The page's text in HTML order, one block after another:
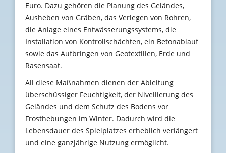
Euro. Dazu gehören die Planung des Geländes,
Ausheben von Gräben, das Verlegen von Rohren,
die Anlage eines Entwässerungssystems, die
Installation von Kontrollschächten, ein Betonablauf
sowie das Aufbringen von Geotextilien, Erde und
Rasensaat.
All diese Maßnahmen dienen der Ableitung
überschüssiger Feuchtigkeit, der Nivellierung des
Geländes und dem Schutz des Bodens vor
Frosthebungen im Winter. Dadurch wird die
Lebensdauer des Spielplatzes erheblich verlängert
und eine ganzjährige Nutzung ermöglicht.